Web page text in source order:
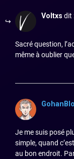
Voltxs dit
Sacré question,
même à oublier
Je me suis posé
simple, quand
au bon endroit.